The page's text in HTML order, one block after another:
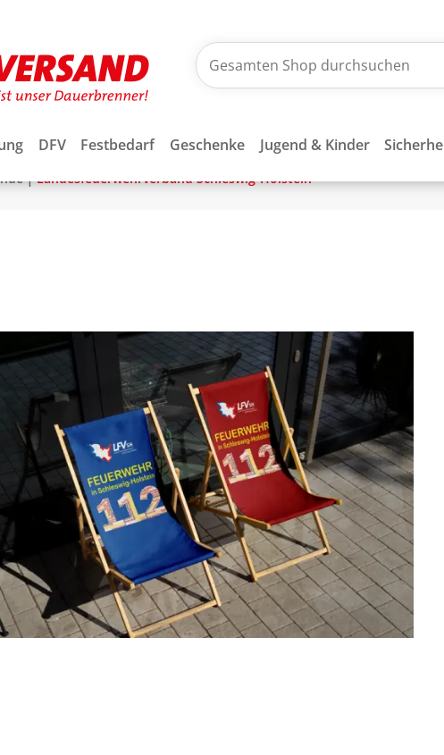
DFV Festbedarf Geschenke Jugend & Kinder
|Landesfeuerwehrverband Schleswig-Holstein